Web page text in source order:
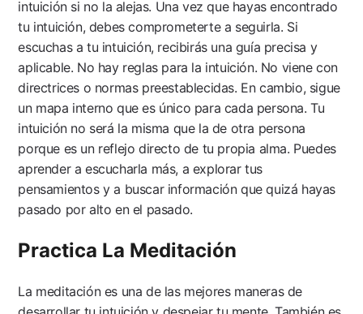
intuición si no la alejas. Una vez que hayas encontrado
tu intuición, debes comprometerte a seguirla. Si
escuchas a tu intuición, recibirás una guía precisa y
aplicable. No hay reglas para la intuición. No viene con
directrices o normas preestablecidas. En cambio, sigue
un mapa interno que es único para cada persona. Tu
intuición no será la misma que la de otra persona
porque es un reflejo directo de tu propia alma. Puedes
aprender a escucharla más, a explorar tus
pensamientos y a buscar información que quizá hayas
pasado por alto en el pasado.
Practica La Meditación
La meditación es una de las mejores maneras de